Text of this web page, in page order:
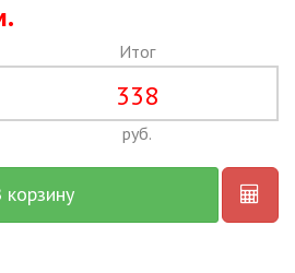
Итог
338
руб.
корзину